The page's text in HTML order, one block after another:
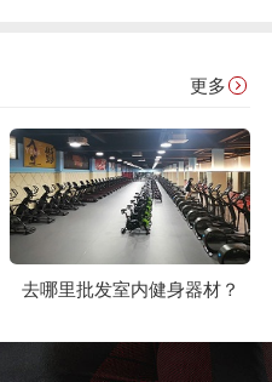
更多
去哪里批发室内健身器材？